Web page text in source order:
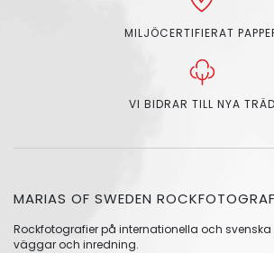
MILJÖCERTIFIERAT
VI BIDRAR TILL NYA TRÄD
MARIAS OF SWEDEN ROCKFOTOGRAF
Rockfotografier på internationella och
väggar och inredning.